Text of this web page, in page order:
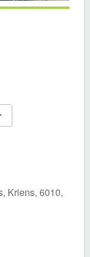
Kriens, 6010,